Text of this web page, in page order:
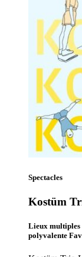
Spectacles
Kostüm
Lieux multiples
polyvalente